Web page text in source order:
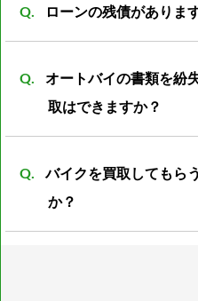
なく、処分する際には必
たりと扱える会社が少ない
います。 しかし弊社は経
心してご売却頂けるかと思
ローンの残債がありま
たあとの残金をお振込み
オートバイの書類を紛
取はできますか？
済の書類の紛失の場合は再
時、ナンバープレートの
が必須となります。 上記
も買取は可能ですが、バ
バイクを買取してもら
か？
段が付けられないバイク